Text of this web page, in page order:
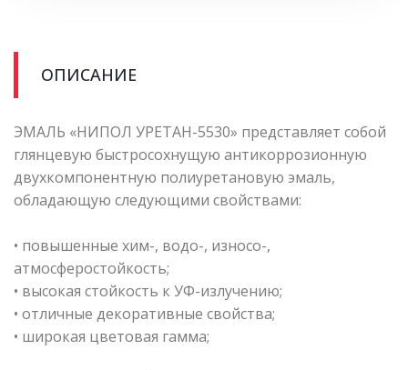
ОПИСАНИЕ
ЭМАЛЬ «НИПОЛ УРЕТАН-5530» представляет собой
глянцевую быстросохнущую антикоррозионную
двухкомпонентную полиуретановую эмаль,
обладающую следующими свойствами:
• повышенные хим-, водо-, износо-,
атмосферостойкость;
• высокая стойкость к УФ-излучению;
• отличные декоративные свойства;
• широкая цветовая гамма;